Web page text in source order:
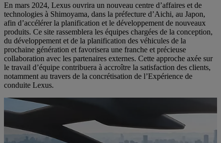
En mars 2024, Lexus ouvrira un nouveau centre d’affaires et de
technologies à Shimoyama, dans la préfecture d’Aichi, au Japon,
afin d’accélérer la planification et le développement de nouveaux
produits. Ce site rassemblera les équipes chargées de la conception,
du développement et de la planification des véhicules de la
prochaine génération et favorisera une franche et précieuse
collaboration avec les partenaires externes. Cette approche axée sur
le travail d’équipe contribuera à accroître la satisfaction des clients,
notamment au travers de la concrétisation de l’Expérience de
conduite Lexus.